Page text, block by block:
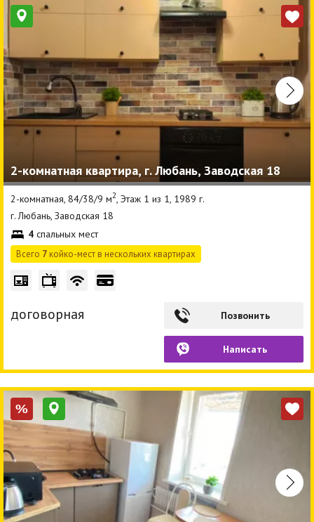
2-комнатная квартира, г. Любань, Заводская 18
2-комнатная, 84/38/9 м2, Этаж 1 из 1, 1989 г.
г. Любань, Заводская 18
4 спальных мест
Всего 7 койко-мест в нескольких квартирах
договорная Позвонить
Написать
%